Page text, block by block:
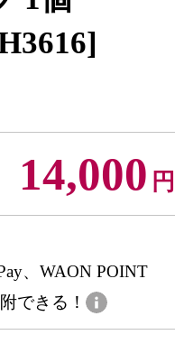
14,000 円
、WAON POINT
できる！